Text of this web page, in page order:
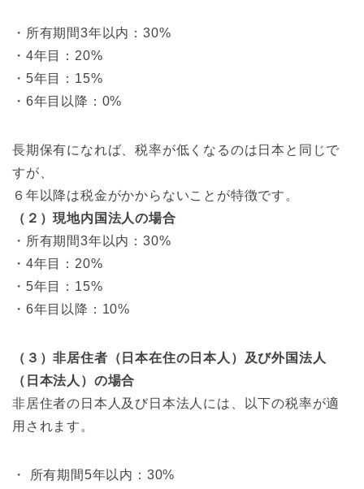
・所有期間3年以内：30%
・4年目：20%
・5年目：15%
・6年目以降：0%
長期保有になれば、税率が低くなるのは日本と同じで
すが、
６年以降は税金がかからないことが特徴です。
（２）現地内国法人の場合
・所有期間3年以内：30%
・4年目：20%
・5年目：15%
・6年目以降：10%
（３）非居住者（日本在住の日本人）及び外国法人
（日本法人）の場合
非居住者の日本人及び日本法人には、以下の税率が適
用されます。
・ 所有期間5年以内：30%